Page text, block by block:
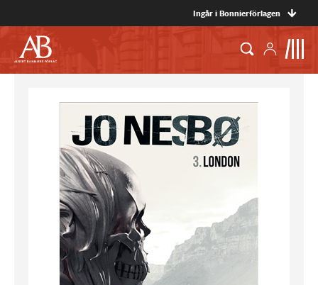
Ingår i Bonnierförlagen